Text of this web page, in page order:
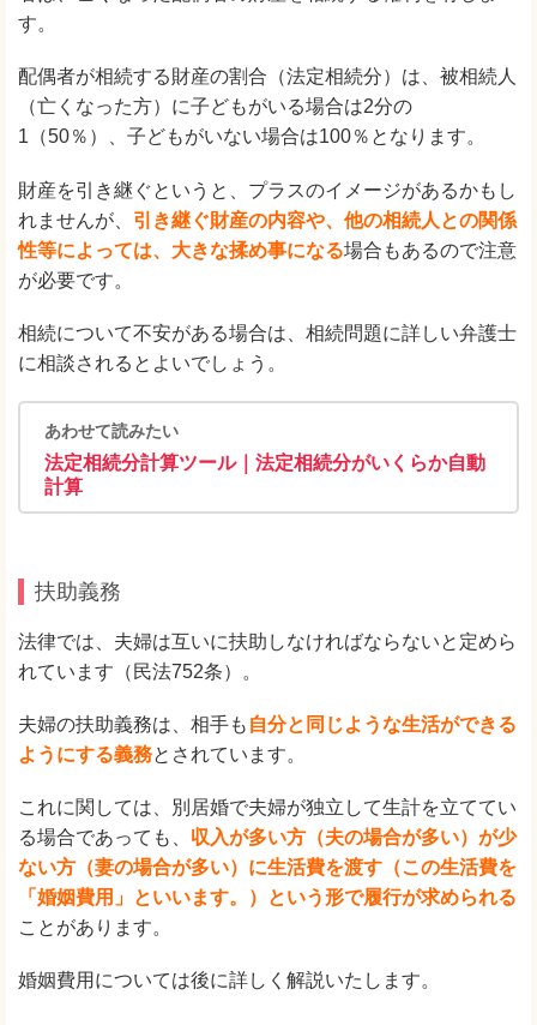
す。
配偶者が相続する財産の割合（法定相続分）は、被相続人
（亡くなった方）に子どもがいる場合は2分の
1（50％）、子どもがいない場合は100％となります。
財産を引き継ぐというと、プラスのイメージがあるかもし
れませんが、 引き継ぐ財産の内容や、他の相続人との関係
性等によっては、大きな揉め事になる場合もあるので注意
が必要です。
相続について不安がある場合は、相続問題に詳しい弁護士
に相談されるとよいでしょう。
あわせて読みたい
法定相続分計算ツール｜法定相続分がいくらか自動
計算
扶助義務
法律では、夫婦は互いに扶助しなければならないと定めら
れています（民法752条）。
夫婦の扶助義務は、相手も 自分と同じような生活ができる
ようにする義務とされています。
これに関しては、別居婚で夫婦が独立して生計を立ててい
る場合であっても、 収入が多い方（夫の場合が多い）が少
ない方（妻の場合が多い）に生活費を渡す（この生活費を
「婚姻費用」といいます。）という形で履行が求められる
ことがあります。
婚姻費用については後に詳しく解説いたします。